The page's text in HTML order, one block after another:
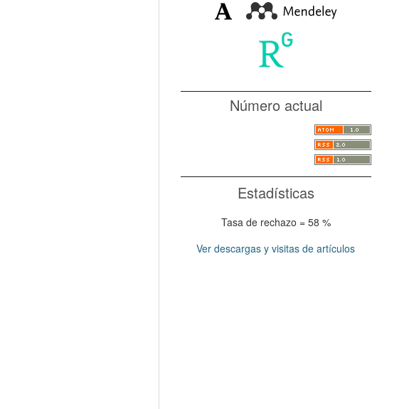
Número actual
Estadísticas
Tasa de rechazo = 58 %
Ver descargas y visitas de artículos